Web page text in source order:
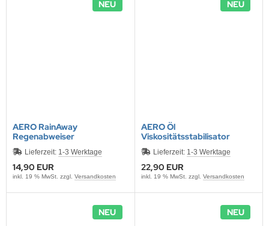
NEU
AERO RainAway
Regenabweiser
Lieferzeit: 1-3 Werktage
14,90 EUR
inkl. 19 % MwSt. zzgl. Versandkosten
NEU
AERO Öl
Viskositätsstabilisator
Lieferzeit: 1-3 Werktage
22,90 EUR
inkl. 19 % MwSt. zzgl. Versandkosten
NEU NEU